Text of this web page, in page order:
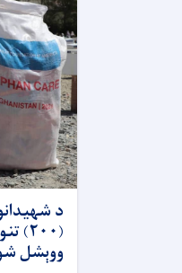
د
ووېشل